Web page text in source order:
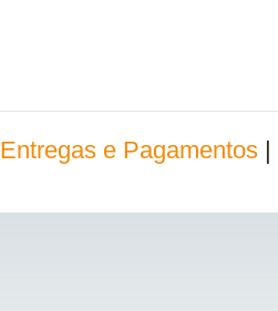
Entregas e Pagamentos